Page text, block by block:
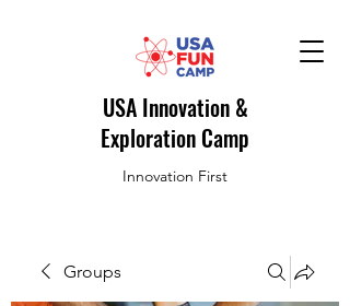
USA Innovation &
Exploration Camp
Innovation First
Groups